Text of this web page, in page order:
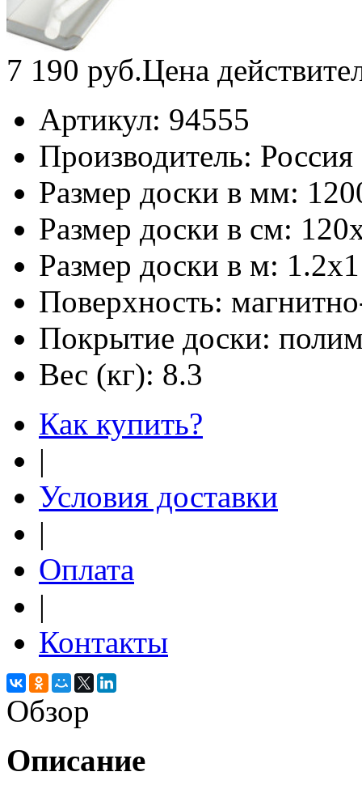
7 190 руб.Цена
Артикул: 94555
Производитель: Россия
Размер доски в мм:
Размер доски в см:
Размер доски в м:
Поверхность:
Покрытие доски:
Вес (кг): 8.3
Как купить?
|
Условия доставки
|
Оплата
|
Контакты
Обзор
Описание